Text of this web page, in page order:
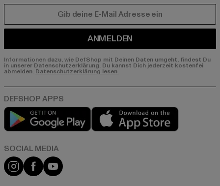
ANMELDEN
Informationen dazu, wie DefShop mit Deinen Daten umgeht, findest Du
in unserer Datenschutzerklärung. Du kannst Dich jederzeit kostenfei
abmelden. Datenschutzerklärung lesen.
Play market
Instagram
FacebookYouTube